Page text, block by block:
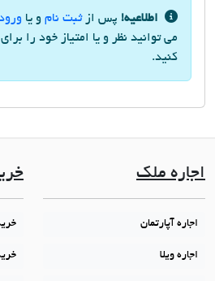
اطلاعیه! پس ازثبت نام و یا
می توانید نظر و یا امتیاز خود را
کنید.
اجاره ملک
اجاره آپارتمان
اجاره ویلا